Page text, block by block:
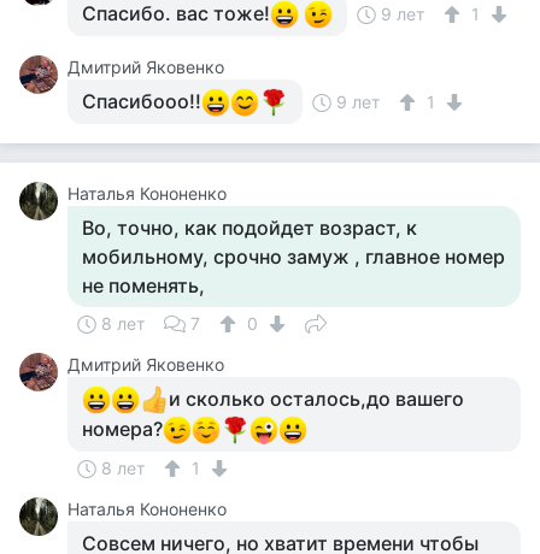
Спасибо. вас тоже! 9 лет 1
Дмитрий Яковенко
Спасибооо!! 9 лет 1
Наталья Кононенко
Во, точно, как подойдет возраст, к
мобильному, срочно замуж , главное номер
не поменять,
8 лет 7
0
Дмитрий Яковенко
и сколько осталось,до вашего
номера?
8 лет
1
Наталья Кононенко
Совсем ничего, но хватит времени чтобы